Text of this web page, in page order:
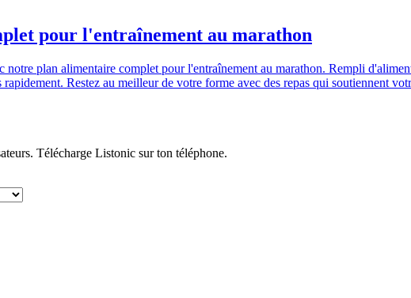
pour l'entraînement au marathon
notre plan alimentaire complet pour l'entraînement au marathon. Rempli
rapidement. Restez au meilleur de votre forme avec des repas qui soutiennent
Télécharge Listonic sur ton téléphone.